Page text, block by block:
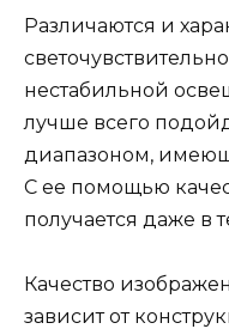
Различаются и
нестабильной
лучше всего
диапазоном,
С ее помощью
получается даже в
Качество
зависит от